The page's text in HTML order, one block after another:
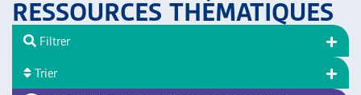
NOS PUBLICATIONS
ARTICLES
VEILLE
RESSOURCES THÉMATIQUES
Filtrer
Trier